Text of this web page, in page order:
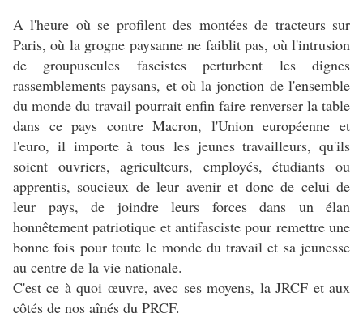
A l'heure où se profilent des montées de tracteurs sur
Paris, où la grogne paysanne ne faiblit pas, où l'intrusion
de groupuscules fascistes perturbent les dignes
rassemblements paysans, et où la jonction de l'ensemble
du monde du travail pourrait enfin faire renverser la table
dans ce pays contre Macron, l'Union européenne et
l'euro, il importe à tous les jeunes travailleurs, qu'ils
soient ouvriers, agriculteurs, employés, étudiants ou
apprentis, soucieux de leur avenir et donc de celui de
leur pays, de joindre leurs forces dans un élan
honnêtement patriotique et antifasciste pour remettre une
bonne fois pour toute le monde du travail et sa jeunesse
au centre de la vie nationale.
C'est ce à quoi œuvre, avec ses moyens, la JRCF et aux
côtés de nos aînés du PRCF.